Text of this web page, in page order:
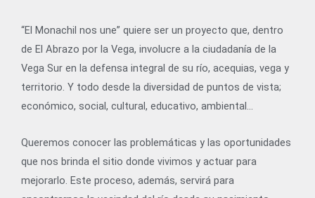
“El Monachil nos une” quiere ser un proyecto que, dentro
de El Abrazo por la Vega, involucre a la ciudadanía de la
Vega Sur en la defensa integral de su río, acequias, vega y
territorio. Y todo desde la diversidad de puntos de vista;
económico, social, cultural, educativo, ambiental…
Queremos conocer las problemáticas y las oportunidades
que nos brinda el sitio donde vivimos y actuar para
mejorarlo. Este proceso, además, servirá para